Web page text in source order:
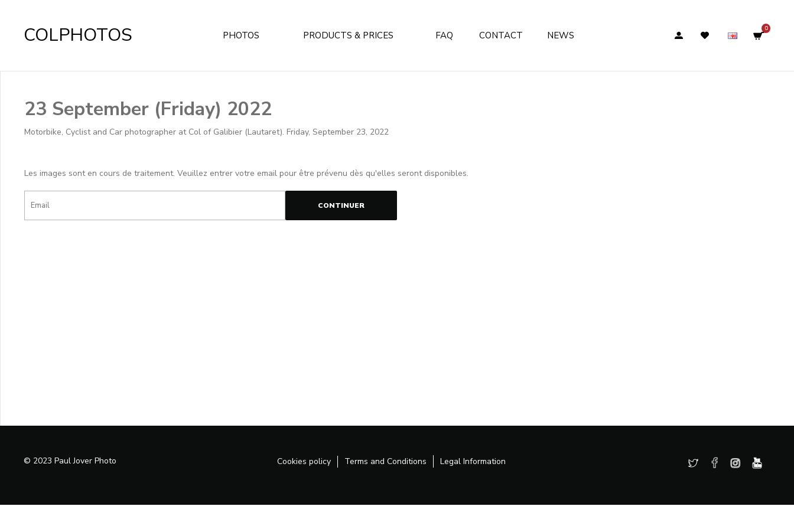
COLPHOTOS 0
PHOTOS PRODUCTS & PRICES FAQ CONTACT NEWS
23 September (Friday) 2022
Motorbike, Cyclist and Car photographer at Col of Galibier (Lautaret). Friday, September 23, 2022
Les images sont en cours de traitement. Veuillez entrer votre email pour être prévenu dès qu'elles seront disponibles.
CONTINUER
© 2023 Paul Jover Photo Cookies policy Terms and Conditions Legal Information